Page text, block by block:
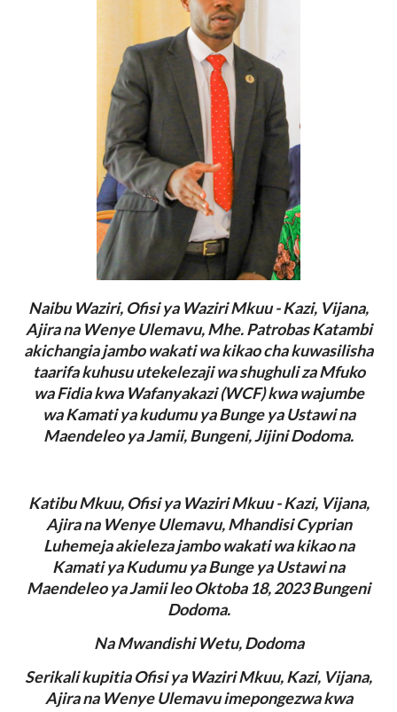
Naibu Waziri, Ofisi ya Waziri Mkuu - Kazi, Vijana,
Ajira na Wenye Ulemavu, Mhe. Patrobas Katambi
akichangia jambo wakati wa kikao cha kuwasilisha
taarifa kuhusu utekelezaji wa shughuli za Mfuko
wa Fidia kwa Wafanyakazi (WCF) kwa wajumbe
wa Kamati ya kudumu ya Bunge ya Ustawi na
Maendeleo ya Jamii, Bungeni, Jijini Dodoma.
Katibu Mkuu, Ofisi ya Waziri Mkuu - Kazi, Vijana,
Ajira na Wenye Ulemavu, Mhandisi Cyprian
Luhemeja akieleza jambo wakati wa kikao na
Kamati ya Kudumu ya Bunge ya Ustawi na
Maendeleo ya Jamii leo Oktoba 18, 2023 Bungeni
Dodoma.
Na Mwandishi Wetu, Dodoma
Serikali kupitia Ofisi ya Waziri Mkuu, Kazi, Vijana,
Ajira na Wenye Ulemavu imepongezwa kwa